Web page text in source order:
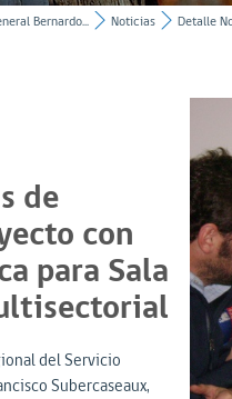
Bernardo... Noticias Detalle
de
con
para Sala
del Servicio
Subercaseaux,